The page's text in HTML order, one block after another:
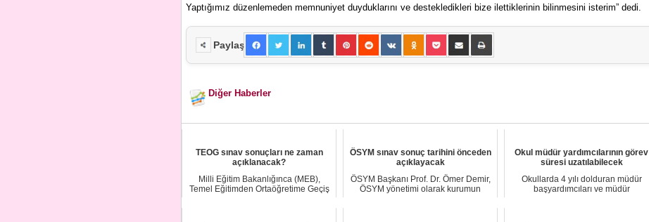
Yaptığımız düzenlemeden memnuniyet duyduklarını ve destekledikleri bize ilettiklerinin bilinmesini isterim” dedi.
Paylaş
Diğer Haberler
TEOG sınav sonuçları ne zaman
açıklanacak?
Milli Eğitim Bakanlığınca (MEB),
Temel Eğitimden Ortaöğretime Geçiş
ÖSYM sınav sonuç tarihini önceden
açıklayacak
ÖSYM Başkanı Prof. Dr. Ömer Demir,
ÖSYM yönetimi olarak kurumun
Okul müdür yardımcılarının görev
süresi uzatılabilecek
Okullarda 4 yılı dolduran müdür
başyardımcıları ve müdür